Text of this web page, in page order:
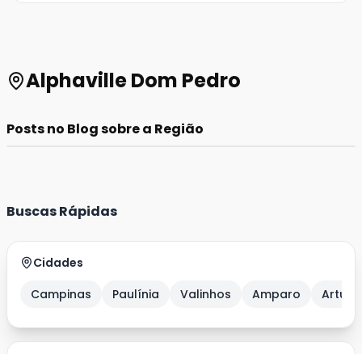
Alphaville Dom Pedro
Posts no Blog sobre a Região
Como é viver no bairro Alphaville Campinas - SP
26/03/2026 1 min Campinas +2
Buscas Rápidas
Cidades
Campinas
Paulínia Valinhos Amparo Artur